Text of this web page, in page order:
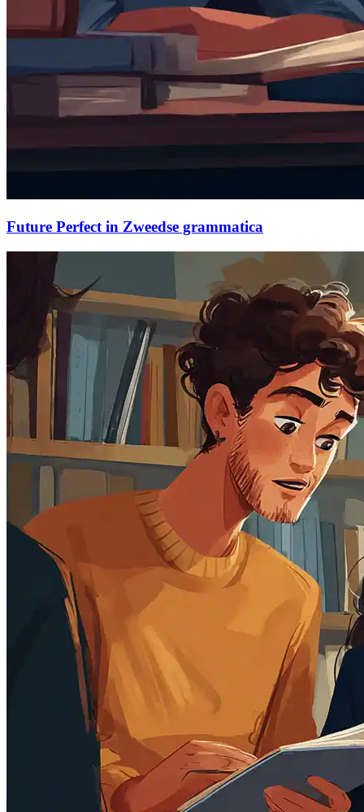
Future Perfect in Zweedse grammatica